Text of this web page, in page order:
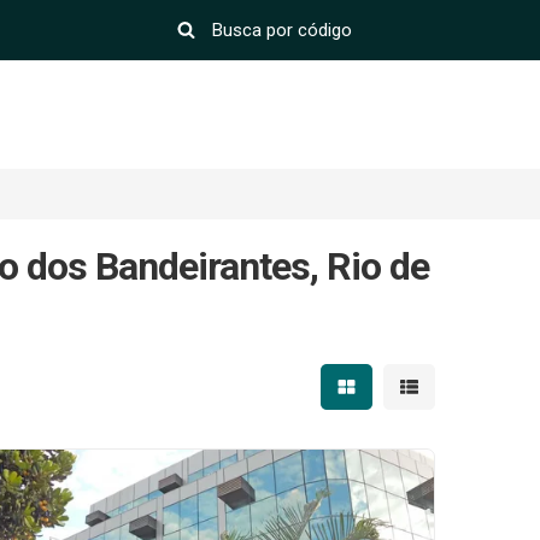
dos Bandeirantes, Rio de
Mostrar resultados em
Mostrar